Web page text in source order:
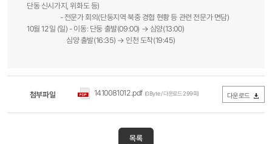
단동 신시가지, 위화도 등)
- 전문가 회의(단둥지역 북중 경협 현황 등 관련 전문가 면담)
10월 12일 (일) - 이동: 단둥 출발(09:00) → 심양(13:00)
심양 출발(16:35) → 인천 도착(19:45)
첨부파일 1410081012.pdf (0Byte / 다운로드 299회) 다운로드
목록